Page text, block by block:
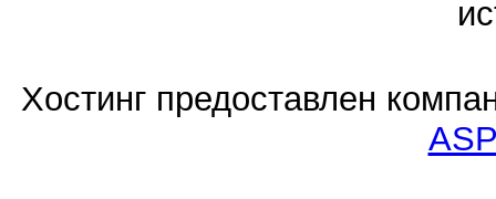
Хостинг предоставлен